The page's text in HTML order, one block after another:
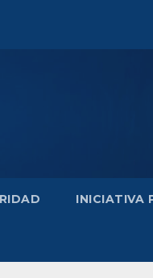
INICIATIVA